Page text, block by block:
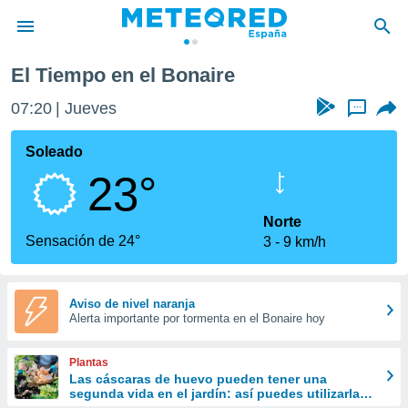
de
por
que se
calidad.
a este
las
y
forma
digital
basada
El Tiempo en el Bonaire
07:20 Jueves ...
Soleado
23°
Sensación de 24°
Norte
3
9 km/h
Aviso de nivel naranja
Alerta importante por tormenta en el Bonaire hoy
Plantas
Las cáscaras de huevo pueden tener una
segunda vida en el jardín: así puedes utilizarlas